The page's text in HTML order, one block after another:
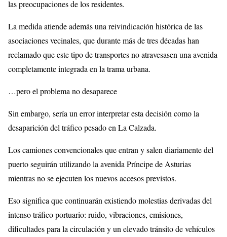
las preocupaciones de los residentes.
La medida atiende además una reivindicación histórica de las
asociaciones vecinales, que durante más de tres décadas han
reclamado que este tipo de transportes no atravesasen una avenida
completamente integrada en la trama urbana.
…pero el problema no desaparece
Sin embargo, sería un error interpretar esta decisión como la
desaparición del tráfico pesado en La Calzada.
Los camiones convencionales que entran y salen diariamente del
puerto seguirán utilizando la avenida Príncipe de Asturias
mientras no se ejecuten los nuevos accesos previstos.
Eso significa que continuarán existiendo molestias derivadas del
intenso tráfico portuario: ruido, vibraciones, emisiones,
dificultades para la circulación y un elevado tránsito de vehículos